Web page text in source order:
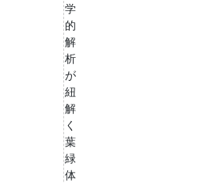
学
的
解
析
が
紐
解
く
葉
緑
体